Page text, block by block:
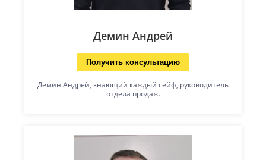
Демин Андрей
Получить консультацию
Демин Андрей, знающий каждый сейф, руководитель
отдела продаж.